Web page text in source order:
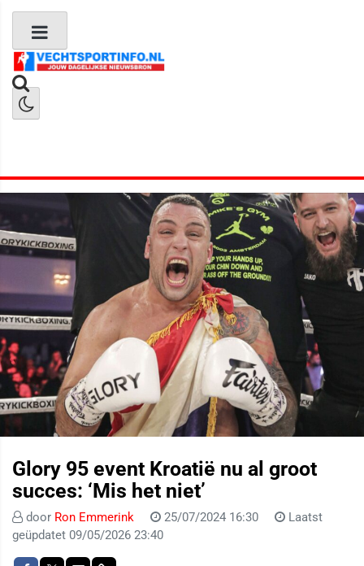
Glory 95 event Kroatië nu al groot
succes: ‘Mis het niet’
door Ron Emmerink 25/07/2024 16:30
Laatst
geüpdatet 09/05/2026 23:40